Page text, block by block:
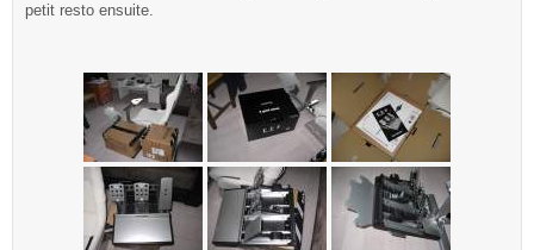
petit resto ensuite.